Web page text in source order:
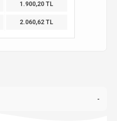
1.900,20 TL
2.060,62 TL
-